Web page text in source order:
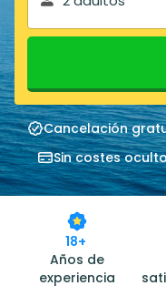
Cancelación
Sin costes
18+
Años de
experiencia